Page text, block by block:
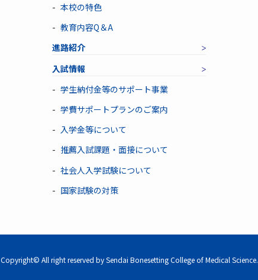
本校の特色
教育内容Q＆A
進路紹介
入試情報
学生納付金等のサポート事業
学費サポートプランのご案内
入学金等について
推薦入試課題・面接について
社会人入学試験について
国家試験の対策
Copyright© All right reserved by Sendai Bonesetting College of Medical Science.